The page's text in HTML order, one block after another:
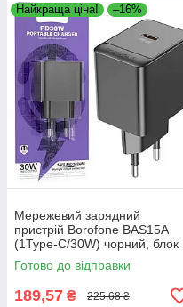
Найкраща ціна! –16%
Мережевий зарядний
пристрій Borofone BAS15A
(1Type-C/30W) чорний, блок
для зарядки
Готово до відправки
189,57 ₴ 225,68 ₴